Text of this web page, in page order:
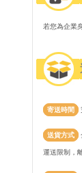
若您為企業
寄送時間
送貨方式
運送限制，